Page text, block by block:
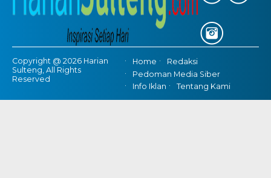
Copyright @ 2026 Harian
Sulteng, All Rights
Reserved
Home
Redaksi
Pedoman Media Siber
Info Iklan
Tentang Kami